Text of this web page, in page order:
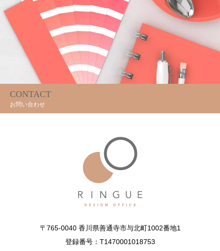
CONTACT
お問い合わせ
〒765-0040 香川県善通寺市与北町1002番地1
登録番号：T1470001018753